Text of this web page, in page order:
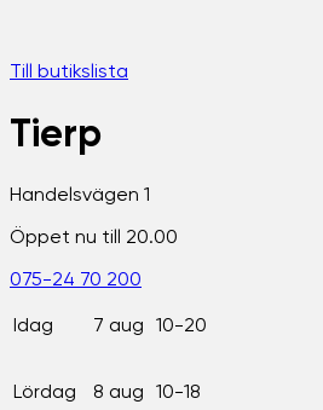
Till butikslista
Tierp
Handelsvägen 1
Öppet nu till 20.00
075-24 70 200
Idag 7 aug 10-20
Lördag 8 aug 10-18